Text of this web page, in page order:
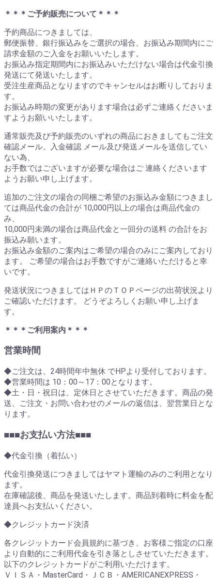
＊＊＊ご予約販売について＊＊＊
予約商品につきましては、
郵便振替、銀行振込みをご選択の場合、お振込み期間内にご
請求金額のご入金をお願いいたします。
お振込み指定期間内にお振込みいただけない場合は代金引換
発送にて発送いたします。
受注生産商品となりますのでキャンセルはお断りしておりま
す。
お振込み時期の変更があります場合は必ずご連絡くださいま
すようお願いいたします。
通常販売及び予約販売のいずれの商品におきましてもご注文
確認メール、入金確認 メール及び発送メールを送信してい
ない為、
お手数ではございますが必要な場合はご 連絡くださいます
ようお願い申し上げます。
追加のご注文の場合の同梱ご希望のお振込み金額につきまし
ては商品代金の合計が 10,000円以上の場合は商品代金の
み、
10,000円未満の場合は商品代金と一回分の送料 の合計をお
振込み願います。
お振込み金額のご案内はご希望の場合のみにご案内しており
ます。 ご希望の場合はお手数ですがご連絡いただけると幸
いです。
発送状況につきましてはＨＰのＴＯＰページの出荷状況より
ご確認いただけます。 どうぞよろしくお願い申し上げま
す。
＊＊＊ご利用案内＊＊＊
営業時間
◆ご注文は、24時間年中無休 でHPより受付しております。
◆営業時間は 10：00～17：00となります。
◆土・日・祝日は、定休日とさせていただきます。商品の発
送、ご注文・お問い合わせのメールの返信は、翌営業日とな
ります。
■■■お支払い方法■■■
◆代金引換（着払い）
代金引換発送につきましてはヤマト運輸のみのご利用となり
ます。
在庫確認後、商品を発送いたします。商品到着時に料金を配
達員へお支払いください。
◆クレジットカード決済
各クレジットカード会員規約に基づき、お客様ご指定の口座
より自動的にご利用代金を引き落としさせていただきます。
以下のクレジットカードがご利用いただけます。
ＶＩＳＡ・MasterCard・ＪＣＢ・AMERICANEXPRESS・